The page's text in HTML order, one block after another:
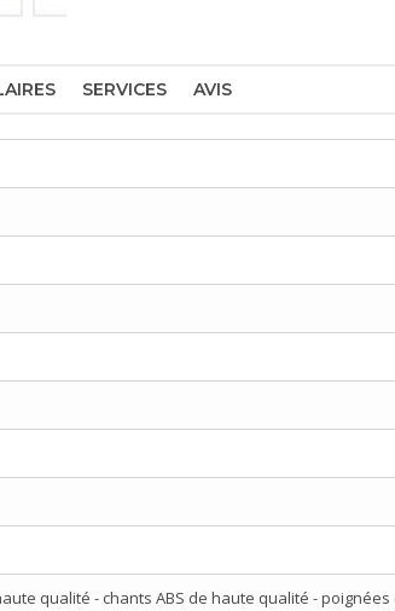
SERVICES AVIS
qualité - chants ABS de haute qualité - poignées